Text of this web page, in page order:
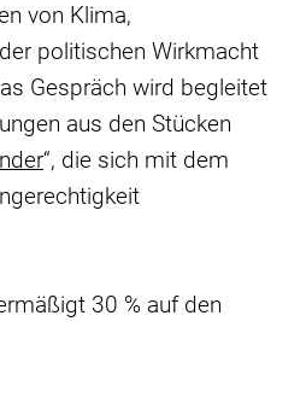
von Klima,
politischen Wirkmacht
Gespräch wird begleitet
aus den Stücken
“, die sich mit dem
30 % auf den